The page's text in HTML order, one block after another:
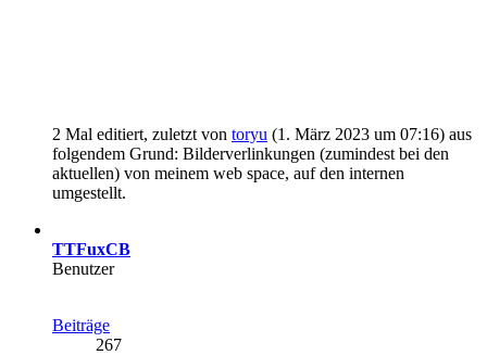
2 Mal editiert, zuletzt von toryu (1. März 2023 um 07:16) aus
folgendem Grund: Bilderverlinkungen (zumindest bei den
aktuellen) von meinem web space, auf den internen
umgestellt.
TTFuxCB
Benutzer
Beiträge
267